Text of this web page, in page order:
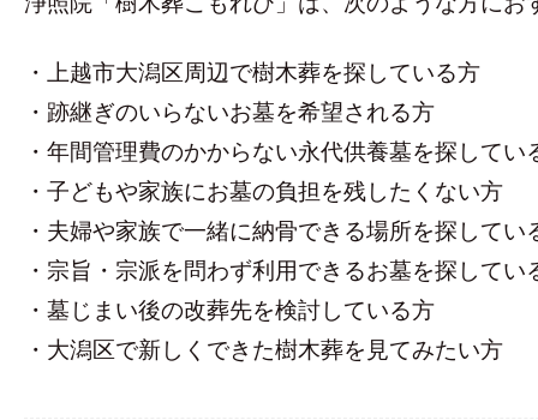
・上越市大潟区周辺で樹木葬を探している方
・跡継ぎのいらないお墓を希望される方
・年間管理費のかからない永代供養墓を探してい
・子どもや家族にお墓の負担を残したくない方
・夫婦や家族で一緒に納骨できる場所を探してい
・宗旨・宗派を問わず利用できるお墓を探してい
・墓じまい後の改葬先を検討している方
・大潟区で新しくできた樹木葬を見てみたい方